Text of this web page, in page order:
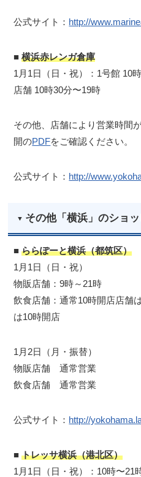
公式サイト： http://
■横浜赤レンガ倉庫
1月1日（日・祝）：1号館 10
店舗 10時30分〜19時
その他、店舗により営業時間
開のPDFをご確認ください。
公式サイト： http://
その他「横浜」のショ
■ららぽーと横浜（都筑区）
1月1日（日・祝）
物販店舗：9時～21時
飲食店舗：通常10時開店店舗
は10時開店
1月2日（月・振替）
物販店舗 通常営業
飲食店舗 通常営業
公式サイト： http://
■トレッサ横浜（港北区）
1月1日（日・祝）：10時〜21